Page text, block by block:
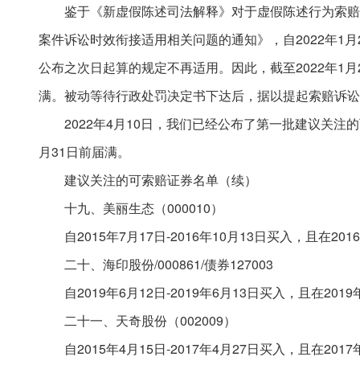
鉴于《新虚假陈述司法解释》对于虚假陈述行为索
案件诉讼时效衔接适用相关问题的通知》，自2022年1
公布之次日起算的规定不再适用。因此，截至2022年1
满。被动等待行政处罚决定书下达后，据以提起索赔诉
2022年4月10日，我们已经公布了第一批建议关注
月31日前届满。
建议关注的可索赔证券名单（续）
十九、美丽生态（000010）
自2015年7月17日-2016年10月13日买入，且在
二十、海印股份/000861/债券127003
自2019年6月12日-2019年6月13日买入，且在
二十一、天奇股份（002009）
自2015年4月15日-2017年4月27日买入，且在